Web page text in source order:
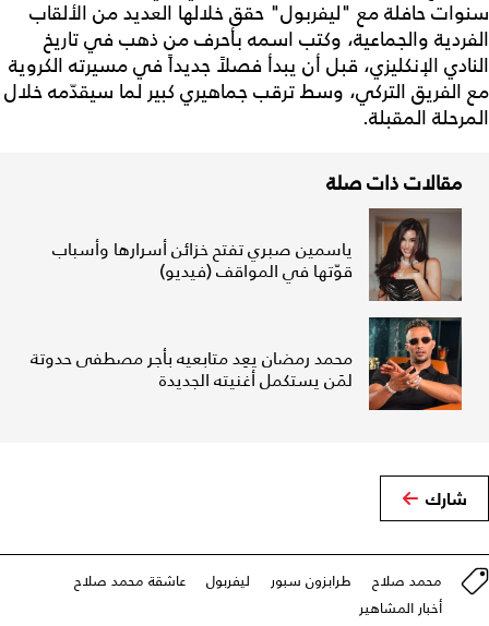
سنوات حافلة مع "ليفربول" حقق خلالها العديد من الألقاب
الفردية والجماعية، وكتب اسمه بأحرف من ذهب في تاريخ
النادي الإنكليزي، قبل أن يبدأ فصلاً جديداً في مسيرته الكروية
مع الفريق التركي، وسط ترقب جماهيري كبير لما سيقدّمه خلال
المرحلة المقبلة.
مقالات ذات صلة
ياسمين صبري تفتح خزائن أسرارها وأسباب
قوّتها في المواقف (فيديو)
محمد رمضان يعِد متابعيه بأجر مصطفى حدوتة
لمَن يستكمل أغنيته الجديدة
شارك
محمد صلاح طرابزون سبور ليفربول
عاشقة محمد صلاح
أخبار المشاهير